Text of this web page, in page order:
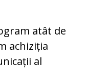
atât de
achiziția
al